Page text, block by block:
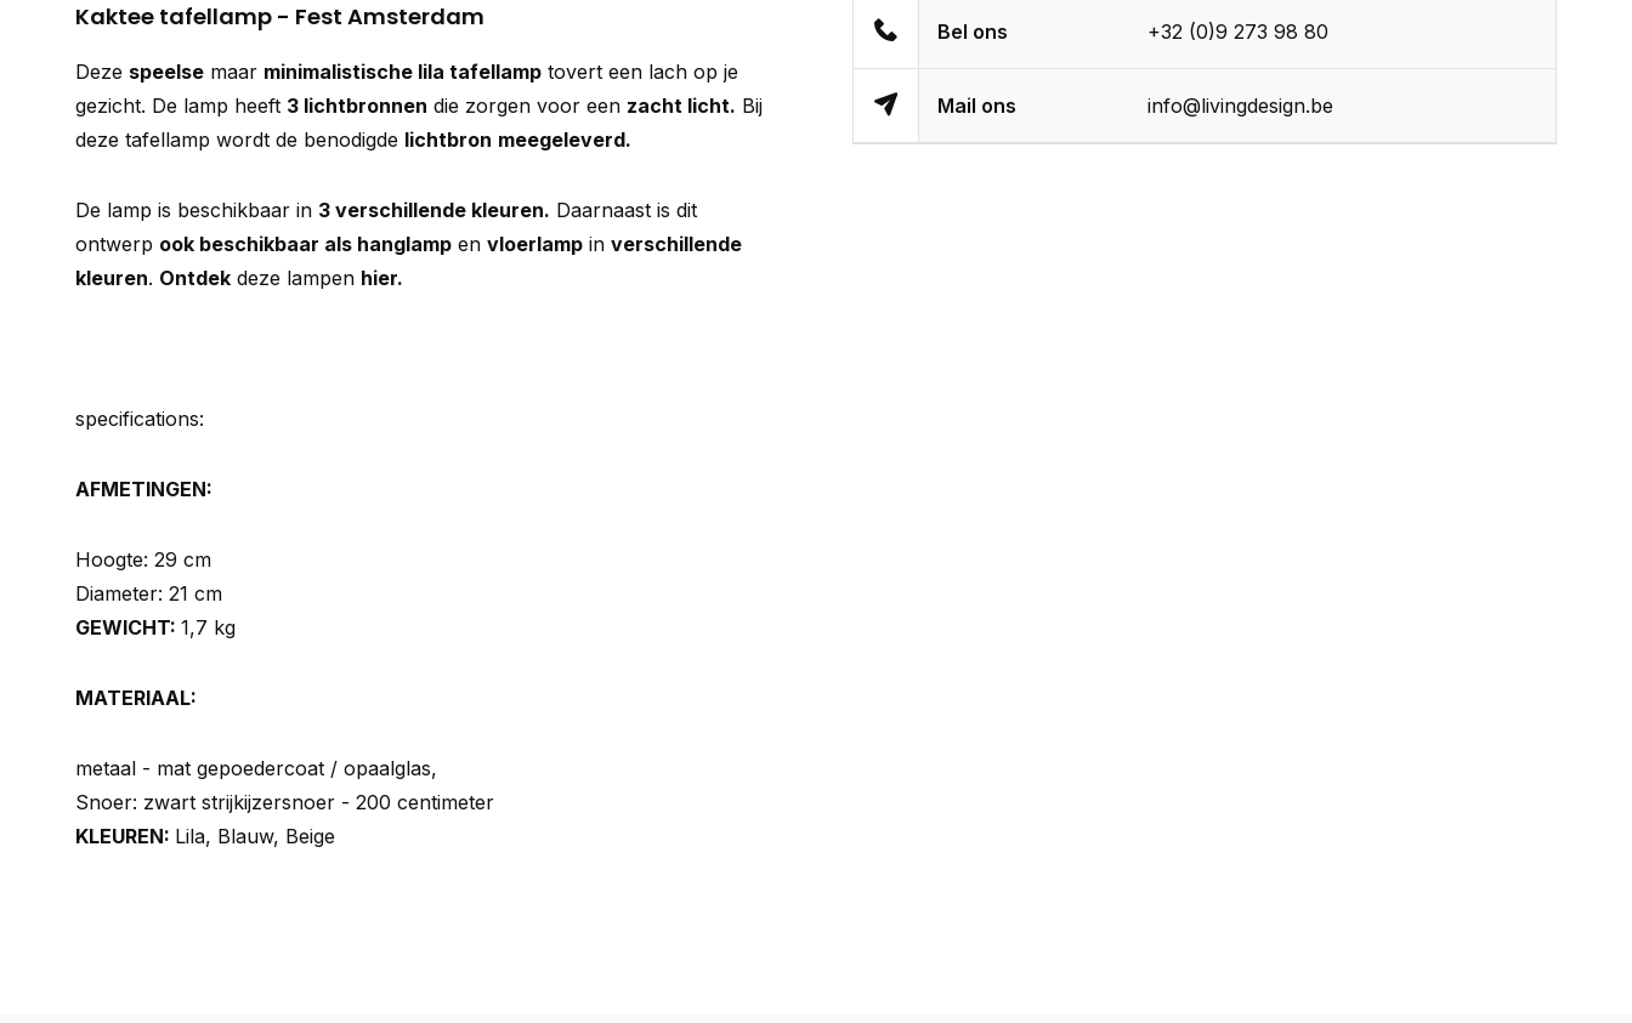
Kaktee tafellamp - Fest Amsterdam
Deze speelse maar minimalistische lila tafellamp tovert een lach op je
gezicht. De lamp heeft 3 lichtbronnen die zorgen voor een zacht licht. Bij
deze tafellamp wordt de benodigde lichtbron meegeleverd.
De lamp is beschikbaar in 3 verschillende kleuren. Daarnaast is dit
ontwerp ook beschikbaar als hanglamp en vloerlamp in verschillende
kleuren. Ontdek deze lampen hier.
specifications:
AFMETINGEN:
Hoogte: 29 cm
Diameter: 21 cm
GEWICHT: 1,7 kg
MATERIAAL:
metaal - mat gepoedercoat / opaalglas,
Snoer: zwart strijkijzersnoer - 200 centimeter
KLEUREN: Lila, Blauw, Beige
Bel ons +32 (0)9 273 98 80
Mail ons info@livingdesign.be